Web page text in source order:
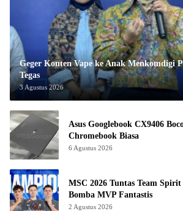
Geger Konten Vape ke Anak Menkomdigi
Tegas
3 Agustus 2026
Asus Googlebook CX9406
Chromebook Biasa
6 Agustus 2026
MSC 2026 Tuntas Team
Bomba MVP Fantastis
2 Agustus 2026